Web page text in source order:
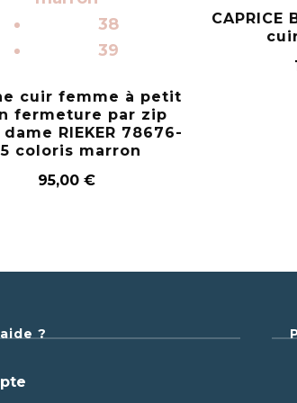
38
39
cuir femme à petit
fermeture par zip
RIEKER 78676-
coloris marron
95,00 €
?